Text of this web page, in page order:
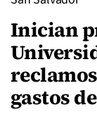
Inician
gastos